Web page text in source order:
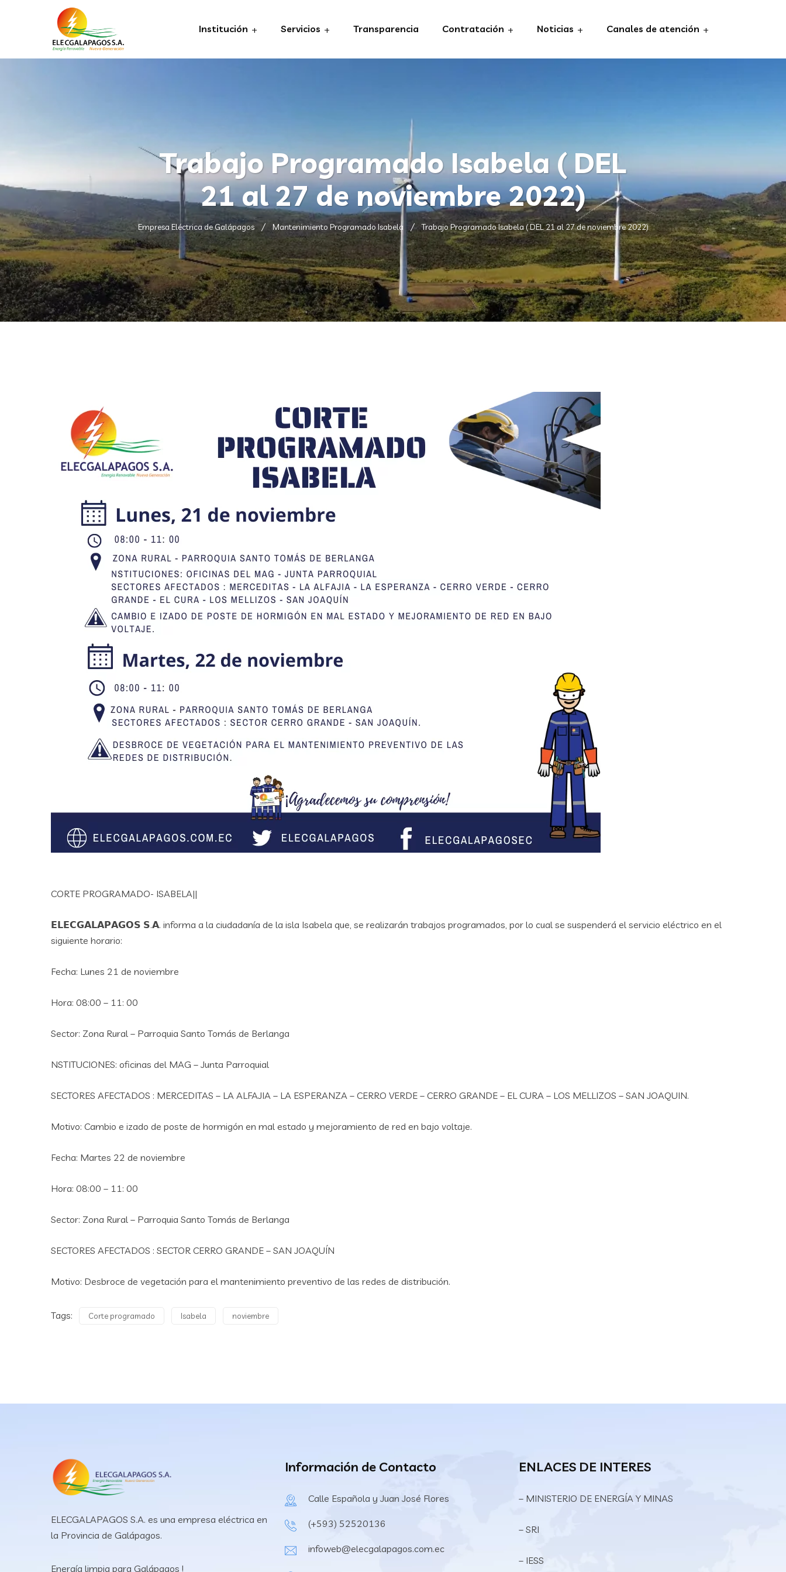
Institución Servicios Transparencia Contratación Noticias Canales de atención
Trabajo Programado Isabela ( DEL
21 al 27 de noviembre 2022)
Empresa Eléctrica de Galápagos Mantenimiento Programado Isabela Trabajo Programado Isabela ( DEL 21 al 27 de noviembre 2022)
CORTE PROGRAMADO- ISABELA||
𝗘𝗟𝗘𝗖𝗚𝗔𝗟𝗔𝗣𝗔𝗚𝗢𝗦 𝗦.𝗔. informa a la ciudadanía de la isla Isabela que, se realizarán trabajos programados, por lo cual se suspenderá el servicio eléctrico en el
siguiente horario:
Fecha: Lunes 21 de noviembre
Hora: 08:00 – 11: 00
Sector: Zona Rural – Parroquia Santo Tomás de Berlanga
NSTITUCIONES: oficinas del MAG – Junta Parroquial
SECTORES AFECTADOS : MERCEDITAS – LA ALFAJIA – LA ESPERANZA – CERRO VERDE – CERRO GRANDE – EL CURA – LOS MELLIZOS – SAN JOAQUIN.
Motivo: Cambio e izado de poste de hormigón en mal estado y mejoramiento de red en bajo voltaje.
Fecha: Martes 22 de noviembre
Hora: 08:00 – 11: 00
Sector: Zona Rural – Parroquia Santo Tomás de Berlanga
SECTORES AFECTADOS : SECTOR CERRO GRANDE – SAN JOAQUÍN
Motivo: Desbroce de vegetación para el mantenimiento preventivo de las redes de distribución.
Tags: Corte programado Isabela noviembre
ELECGALAPAGOS S.A. es una empresa eléctrica en
la Provincia de Galápagos.
Energía limpia para Galápagos !
Información de Contacto
Calle Española y Juan José Flores
(+593) 52520136
infoweb@elecgalapagos.com.ec
ENLACES DE INTERES
– MINISTERIO DE ENERGÍA Y MINAS
– SRI
– IESS